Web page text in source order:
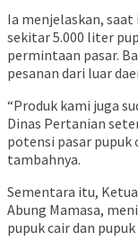
Ia menjelaskan,
sekitar 5.000 liter
permintaan pasar.
pesanan dari luar
“Produk kami juga
Dinas Pertanian
potensi pasar pupuk
tambahnya.
Sementara itu,
Abung Mamasa,
pupuk cair dan